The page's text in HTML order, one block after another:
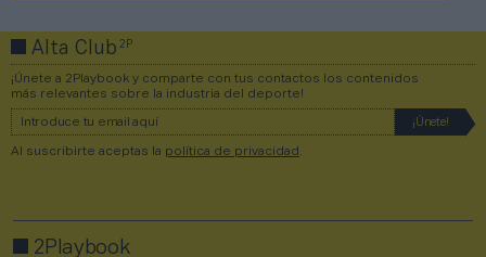
Alta Club2P
¡Únete a 2Playbook y comparte con tus contactos los contenidos
más relevantes sobre la industria del deporte!
Al suscribirte aceptas la política de privacidad .
2Playbook